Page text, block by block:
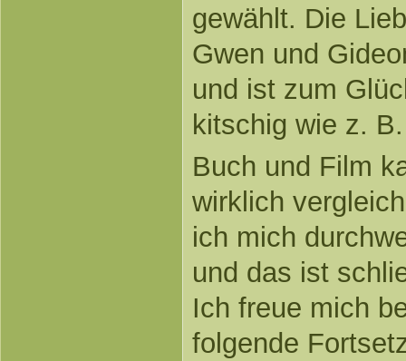
gewählt. Die
Gwen und
und ist zum
kitschig wie z. B.
Buch und Film
wirklich
ich mich
und das ist
Ich freue mich
folgende